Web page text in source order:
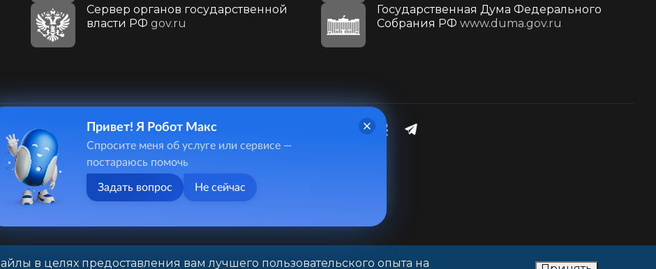
Сервер органов государственной
власти РФ gov.ru
Государственная Дума Федерального
Собрания РФ www.duma.gov.ru
410031, г. Саратов, ул. Первомайская, д. 78
+7(8452)26-02-49
в целях предоставления вам лучшего пользовательского опыта на
Привет! Я Робот Макс
Спросите меня об услуге или сервисе —
постараюсь помочь
Задать вопрос Не сейчас